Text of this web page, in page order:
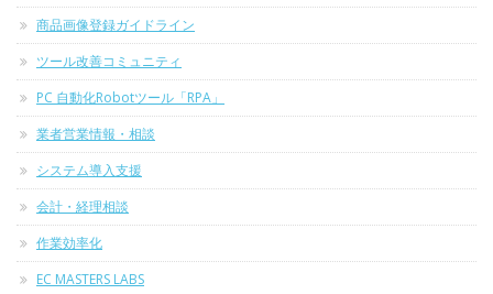
商品画像登録ガイドライン
ツール改善コミュニティ
PC 自動化Robotツール「RPA」
業者営業情報・相談
システム導入支援
会計・経理相談
作業効率化
EC MASTERS LABS